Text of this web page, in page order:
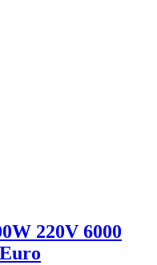
220V 6000